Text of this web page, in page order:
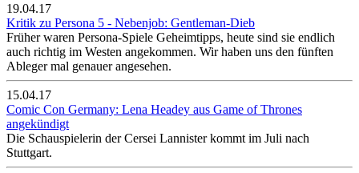
19.04.17
Kritik zu Persona 5 - Nebenjob: Gentleman-Dieb
Früher waren Persona-Spiele Geheimtipps, heute sind sie endlich
auch richtig im Westen angekommen. Wir haben uns den fünften
Ableger mal genauer angesehen.
15.04.17
Comic Con Germany: Lena Headey aus Game of Thrones
angekündigt
Die Schauspielerin der Cersei Lannister kommt im Juli nach
Stuttgart.